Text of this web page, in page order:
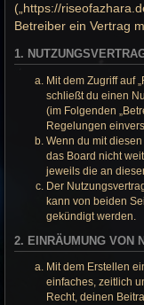
(„https://
Betreiber ein Vertrag
1.
Mit dem Zugriff auf
schließt du einen
(im Folgenden
Regelungen
Wenn du mit
das Board nicht
jeweils die an
Der
kann von beiden
gekündigt werden.
2. EINRÄUMUNG VON
Mit dem Erstellen
einfaches, zeitlich
Recht, deinen